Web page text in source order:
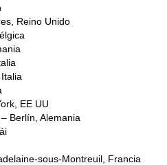
Reino Unido
EE UU
Berlín, Alemania
sous-Montreuil, Francia